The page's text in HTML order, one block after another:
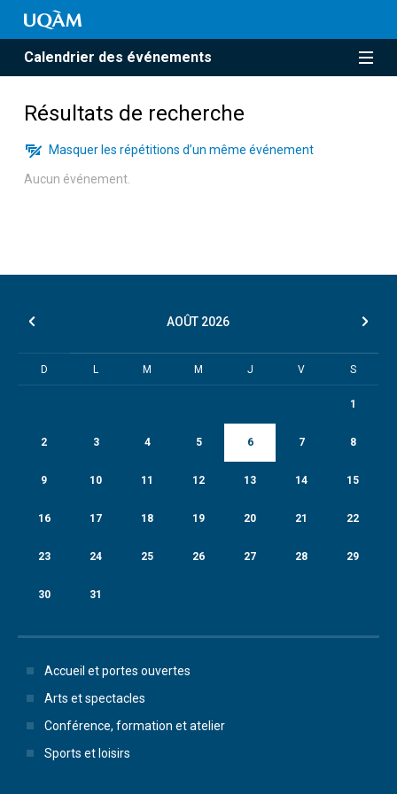
Calendrier des événements
Résultats de recherche
Masquer les répétitions d’un même événement
Aucun événement.
AOÛT 2026
D L M M J V S
1
2 3 4 5 6 7 8
9 10 11 12 13 14 15
16 17 18 19 20 21 22
23 24 25 26 27 28 29
30 31
Accueil et portes ouvertes
Arts et spectacles
Conférence, formation et atelier
Sports et loisirs